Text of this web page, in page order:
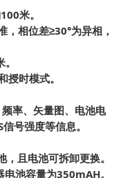
米。
相位差≥30°为异相，
授时模式。
率、矢量图、电池电
号强度等信息。
且电池可拆卸更换。
池容量为350mAH。